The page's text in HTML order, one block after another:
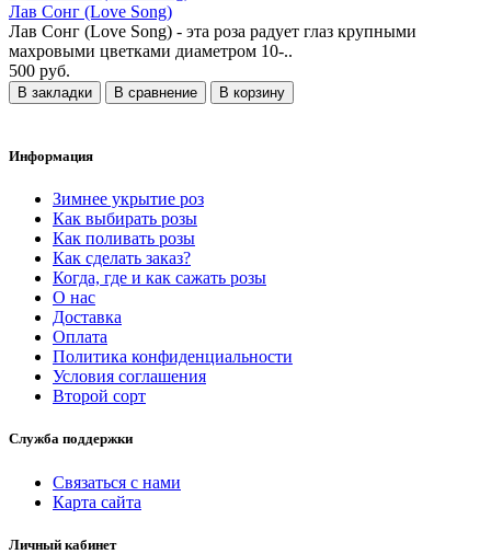
Лав Сонг (Love Song)
Лав Сонг (Love Song) - эта роза радует глаз крупными
махровыми цветками диаметром 10-..
500 руб.
В закладки В сравнение В корзину
Информация
Зимнее укрытие роз
Как выбирать розы
Как поливать розы
Как сделать заказ?
Когда, где и как сажать розы
О нас
Доставка
Оплата
Политика конфиденциальности
Условия соглашения
Второй сорт
Служба поддержки
Связаться с нами
Карта сайта
Личный кабинет